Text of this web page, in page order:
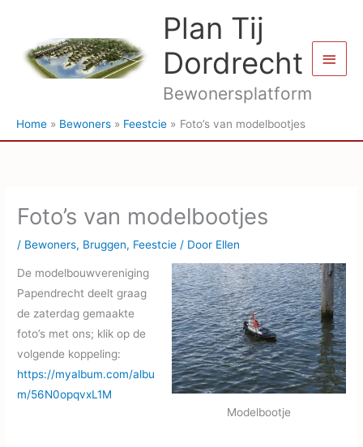
inhoud
Plan Tij
Dordrecht
Bewonersplatform
Home Bewoners Feestcie Foto’s van modelbootjes
Foto’s van modelbootjes
/ Bewoners, Bruggen, Feestcie / Door Ellen
Modelbootje
De modelbouwvereniging
Papendrecht deelt graag
de zaterdag gemaakte
foto’s met ons; klik op de
volgende koppeling:
https://myalbum.com/albu
m/56N0opqvxL1M